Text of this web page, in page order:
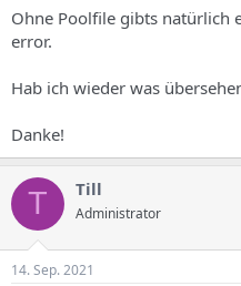
Ohne Poolfile gibts natürlich
error.
Hab ich wieder was
Danke!
T Till
Administrator
14. Sep. 2021